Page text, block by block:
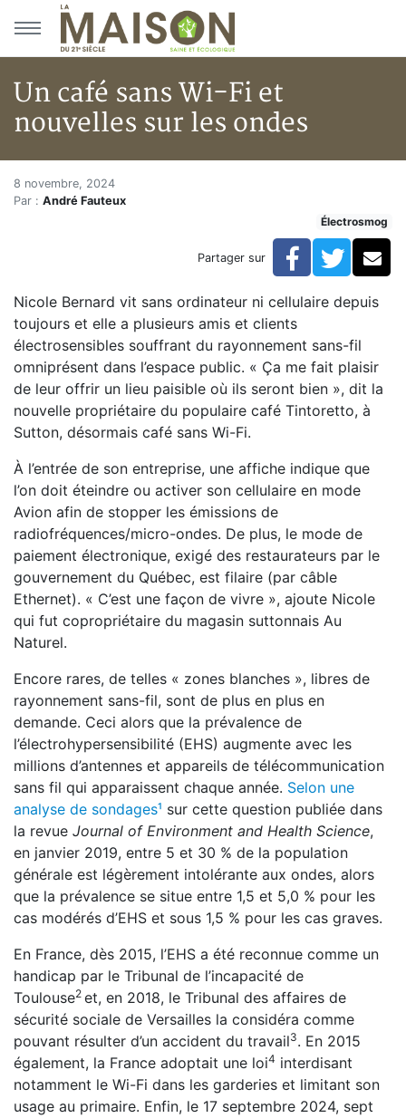
Aller au menu principal
Aller au contenu principal
Un café sans Wi-Fi et
nouvelles sur les ondes
Accueil
Articles
Un café sans Wi-Fi et nouvelles sur les ondes
Un café sans Wi-Fi et
8 novembre, 2024
Par : André Fauteux
Électrosmog
Partager sur Facebook
Nicole Bernard vit sans ordinateur ni cellulaire depuis
toujours et elle a plusieurs amis et clients
électrosensibles souffrant du rayonnement sans-fil
omniprésent dans l’espace public. « Ça me fait plaisir
de leur offrir un lieu paisible où ils seront bien », dit la
nouvelle propriétaire du populaire café Tintoretto, à
Sutton, désormais café sans Wi-Fi.
À l’entrée de son entreprise, une affiche indique que
l’on doit éteindre ou activer son cellulaire en mode
Avion afin de stopper les émissions de
radiofréquences/micro-ondes. De plus, le mode de
paiement électronique, exigé des restaurateurs par le
gouvernement du Québec, est filaire (par câble
Ethernet). « C’est une façon de vivre », ajoute Nicole
qui fut copropriétaire du magasin suttonnais Au
Naturel.
Encore rares, de telles « zones blanches », libres de
rayonnement sans-fil, sont de plus en plus en
demande. Ceci alors que la prévalence de
l’électrohypersensibilité (EHS) augmente avec les
millions d’antennes et appareils de télécommunication
sans fil qui apparaissent chaque année. Selon une
analyse de sondages¹ sur cette question publiée dans
la revue Journal of Environment and Health Science,
en janvier 2019, entre 5 et 30 % de la population
générale est légèrement intolérante aux ondes, alors
que la prévalence se situe entre 1,5 et 5,0 % pour les
cas modérés d’EHS et sous 1,5 % pour les cas graves.
En France, dès 2015, l’EHS a été reconnue comme un
handicap par le Tribunal de l’incapacité de
Toulouse2 et, en 2018, le Tribunal des affaires de
sécurité sociale de Versailles la considéra comme
pouvant résulter d’un accident du travail3. En 2015
également, la France adoptait une loi4 interdisant
notamment le Wi-Fi dans les garderies et limitant son
usage au primaire. Enfin, le 17 septembre 2024, sept